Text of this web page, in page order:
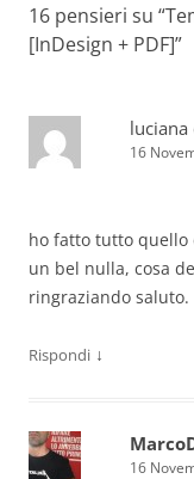
16 pensieri su “
[InDesign + PDF]”
luciana
16
ho fatto tutto quello
un bel nulla, cosa
ringraziando saluto.
Rispondi ↓
16